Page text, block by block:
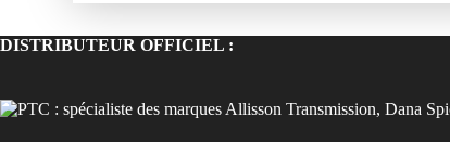
DISTRIBUTEUR OFFICIEL :